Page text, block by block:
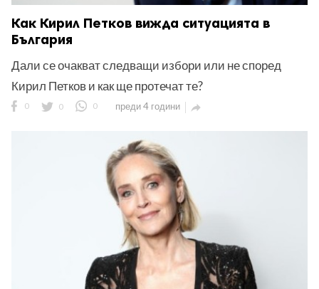
Как Кирил Петков вижда ситуацията в
България
Дали се очакват следващи избори или не според
Кирил Петков и как ще протечат те?
0 0 0 преди 4 години 